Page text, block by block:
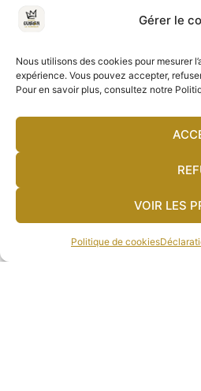
Gérer le
Nous utilisons des cookies pour mesurer
expérience. Vous pouvez accepter,
Pour en savoir plus, consultez notre
VOIR LES
Politique de cookies